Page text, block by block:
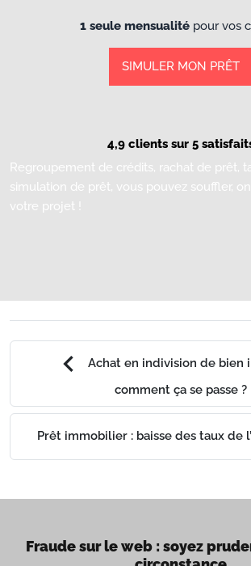
1 seule mensualité pour vos
SIMULER MON PRÊT
4,9 clients sur 5
Regroupement de crédits, rachat de prêt,
simulation de prêt, vous pouvez souffler,
votre projet !
chevron_left
Achat en indivision de bien
comment ça se passe ?
Prêt immobilier : baisse des taux de
Fraude sur le web : soyez